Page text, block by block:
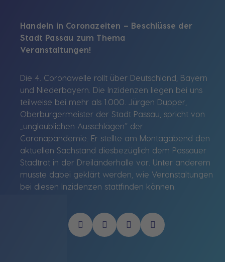
Handeln in Coronazeiten – Beschlüsse der
Stadt Passau zum Thema
Die 4. Coronawelle rollt über Deutschland, Bayern
und Niederbayern. Die Inzidenzen liegen bei uns
teilweise bei mehr als 1.000. Jürgen Dupper,
Oberbürgermeister der Stadt Passau, spricht von
„unglaublichen Ausschlägen“ der
Coronapandemie. Er stellte am Montagabend den
aktuellen Sachstand diesbezüglich dem Passauer
Stadtrat in der Dreiländerhalle vor. Unter anderem
musste dabei geklärt werden, wie Veranstaltungen
bei diesen Inzidenzen stattfinden können.